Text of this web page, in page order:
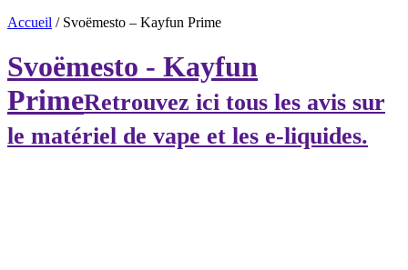
Accueil / Svoëmesto – Kayfun Prime
Svoëmesto - Kayfun
PrimeRetrouvez ici tous les avis sur
le matériel de vape et les e-liquides.